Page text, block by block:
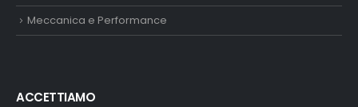
Meccanica e Performance
ACCETTIAMO